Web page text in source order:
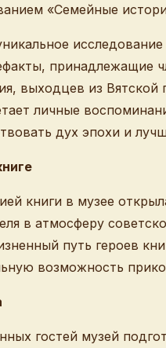
«Семейные
принадлежащие
выходцев из Вятской
личные
дух эпохи и
книги в музее
в атмосферу
путь героев
возможность
гостей музей